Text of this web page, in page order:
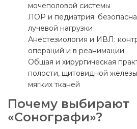
мочеполовой системы
ЛОР и педиатрия:
лучевой нагрузки
Анестезиология и ИВЛ:
операций и в реанимации
Общая и хирургическая
полости, щитовидной
мягких тканей
Почему выбирают
«Сонографи»?